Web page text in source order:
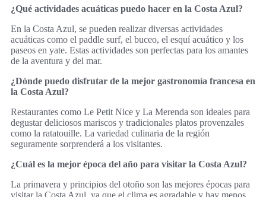
¿Qué actividades acuáticas puedo hacer en la Costa Azul?
En la Costa Azul, se pueden realizar diversas actividades
acuáticas como el paddle surf, el buceo, el esquí acuático y los
paseos en yate. Estas actividades son perfectas para los amantes
de la aventura y del mar.
¿Dónde puedo disfrutar de la mejor gastronomía francesa en
la Costa Azul?
Restaurantes como Le Petit Nice y La Merenda son ideales para
degustar deliciosos mariscos y tradicionales platos provenzales
como la ratatouille. La variedad culinaria de la región
seguramente sorprenderá a los visitantes.
¿Cuál es la mejor época del año para visitar la Costa Azul?
La primavera y principios del otoño son las mejores épocas para
visitar la Costa Azul, ya que el clima es agradable y hay menos